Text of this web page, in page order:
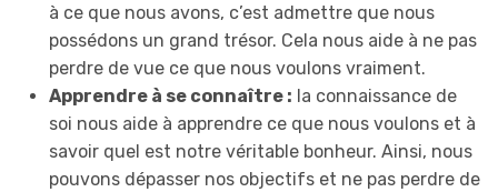
à ce que nous avons, c’est admettre que nous
possédons un grand trésor. Cela nous aide à ne pas
perdre de vue ce que nous voulons vraiment.
Apprendre à se connaître : la connaissance de
soi nous aide à apprendre ce que nous voulons et à
savoir quel est notre véritable bonheur. Ainsi, nous
pouvons dépasser nos objectifs et ne pas perdre de